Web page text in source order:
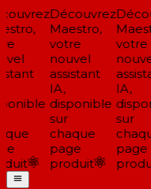
Découvrez
Maestro,
votre
nouvel
assistant
IA,
disponible
sur
chaque
page
produit
votre
IA,
sur
page